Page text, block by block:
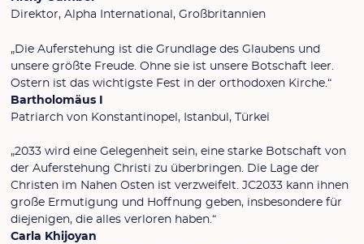
Direktor, Alpha International, Großbritannien
„Die Auferstehung ist die Grundlage des Glaubens und
unsere größte Freude. Ohne sie ist unsere Botschaft leer.
Ostern ist das wichtigste Fest in der orthodoxen Kirche.“
Bartholomäus I
Patriarch von Konstantinopel, Istanbul, Türkei
„2033 wird eine Gelegenheit sein, eine starke Botschaft von
der Auferstehung Christi zu überbringen. Die Lage der
Christen im Nahen Osten ist verzweifelt. JC2033 kann ihnen
große Ermutigung und Hoffnung geben, insbesondere für
diejenigen, die alles verloren haben.“
Carla Khijoyan